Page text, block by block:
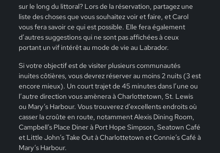
sur le long du littoral? Lors de la réservation, partagez une
liste des choses que vous souhaitez voir et faire, et Carol
vous fera savoir ce qui est possible. Elle fera également
d’autres suggestions qui ne sont pas affichées à ceux
portant un vif intérêt au mode de vie au Labrador.
Si votre objectif est de visiter plusieurs communautés
inuites côtières, vous devrez réserver au moins 2 nuits (3 est
encore mieux). Un court trajet de 45 minutes dans l’une ou
l’autre direction vous amènera à Charlottetown, St. Lewis
ou Mary’s Harbour. Vous trouverez d’excellents endroits où
casser la croûte en route, notamment Alexis Dining Room,
Campbell’s Place Diner à Port Hope Simpson, Seatown Café
et Little John’s Take Out à Charlottetown et Connie’s Café à
Mary’s Harbour.